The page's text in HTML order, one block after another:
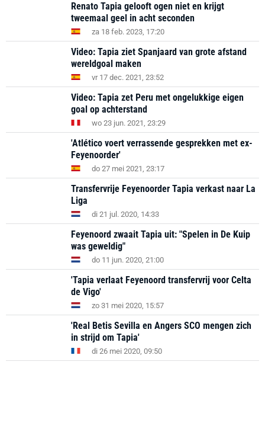
Renato Tapia gelooft ogen niet en krijgt
tweemaal geel in acht seconden
za 18 feb. 2023, 17:20
Video: Tapia ziet Spanjaard van grote afstand
wereldgoal maken
vr 17 dec. 2021, 23:52
Video: Tapia zet Peru met ongelukkige eigen
goal op achterstand
wo 23 jun. 2021, 23:29
'Atlético voert verrassende gesprekken met ex-
Feyenoorder'
do 27 mei 2021, 23:17
Transfervrije Feyenoorder Tapia verkast naar La
Liga
di 21 jul. 2020, 14:33
Feyenoord zwaait Tapia uit: "Spelen in De Kuip
was geweldig"
do 11 jun. 2020, 21:00
'Tapia verlaat Feyenoord transfervrij voor Celta
de Vigo'
zo 31 mei 2020, 15:57
'Real Betis Sevilla en Angers SCO mengen zich
in strijd om Tapia'
di 26 mei 2020, 09:50